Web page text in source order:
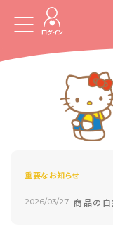
ログイン
重要なお知らせ
2026/03/27 商品の